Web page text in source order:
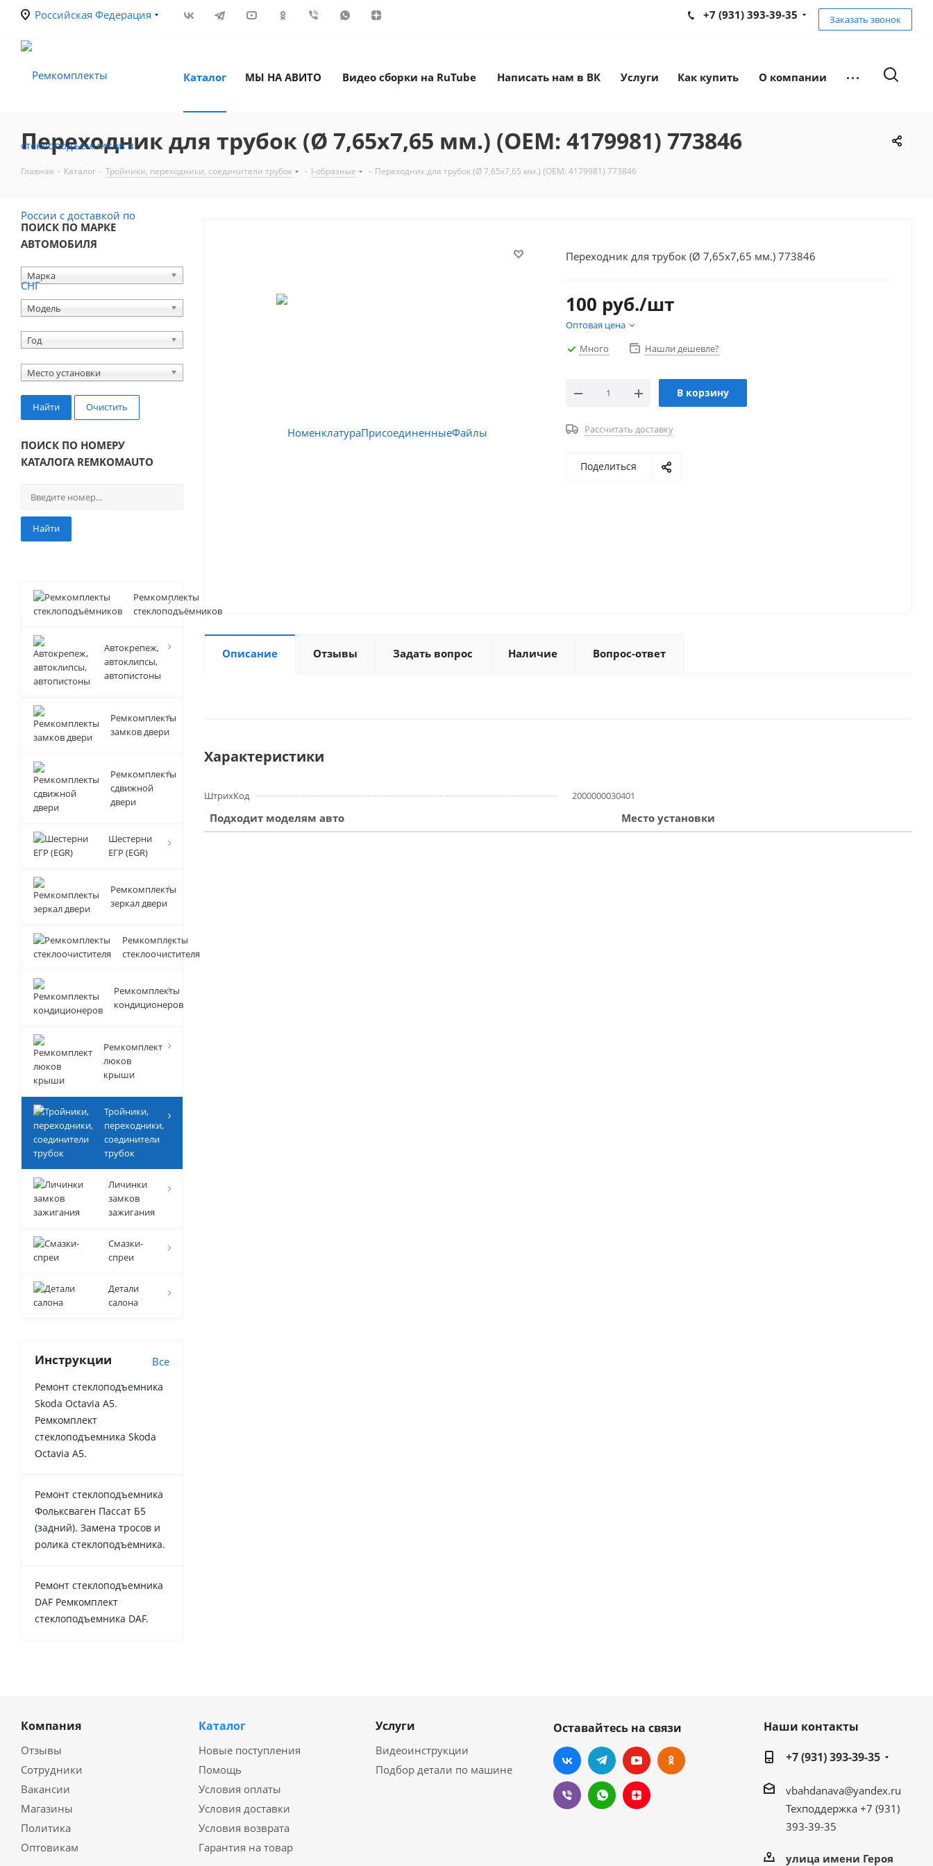
Российская Федерация +7 (931) 393-39-35 Заказать звонок
Каталог МЫ НА АВИТО Видео сборки на RuTube Написать нам в ВК Услуги Как купить О компании
Переходник для трубок (Ø 7,65х7,65 мм.) (OEM: 4179981) 773846
Главная - Каталог - Тройники, переходники, соединители трубок - I-образные - Переходник для трубок (Ø 7,65х7,65 мм.) (OEM: 4179981) 773846
ПОИСК ПО МАРКЕ
АВТОМОБИЛЯ
Марка
Модель
Год
Место установки
Найти Очистить
ПОИСК ПО НОМЕРУ
КАТАЛОГА REMKOMAUTO
Найти
Ремкомплекты
стеклоподъёмников
Автокрепеж,
автоклипсы,
автопистоны
Ремкомплекты
замков двери
Ремкомплекты
сдвижной
двери
Шестерни
ЕГР (EGR)
Ремкомплекты
зеркал двери
Ремкомплекты
стеклоочистителя
Ремкомплекты
кондиционеров
Ремкомплект
люков
крыши
Тройники,
переходники,
соединители
трубок
Личинки
замков
зажигания
Смазки-
спреи
Детали
салона
Инструкции Все
Ремонт стеклоподъемника
Skoda Octavia A5.
Ремкомплект
стеклоподъемника Skoda
Octavia A5.
Ремонт стеклоподъемника
Фольксваген Пассат Б5
(задний). Замена тросов и
ролика стеклоподъемника.
Ремонт стеклоподъемника
DAF Ремкомплект
стеклоподъемника DAF.
Переходник для трубок (Ø 7,65х7,65 мм.) 773846
100 руб./шт
Оптовая цена
Много
Нашли дешевле?
В корзину
Рассчитать доставку
Поделиться
Описание Отзывы Задать вопрос Наличие Вопрос-ответ
Характеристики
ШтрихКод 2000000030401
Подходит моделям авто Место установки
Компания
Отзывы
Сотрудники
Вакансии
Магазины
Политика
Оптовикам
Каталог
Новые поступления
Помощь
Условия оплаты
Условия доставки
Условия возврата
Гарантия на товар
Услуги
Видеоинструкции
Подбор детали по машине
Оставайтесь на связи
Наши контакты
+7 (931) 393-39-35
vbahdanava@yandex.ru
Техподдержка +7 (931)
393-39-35
улица имени Героя